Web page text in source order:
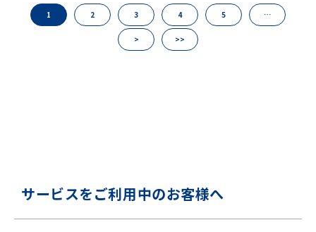
1 2 3 4 5 …
> >>
サービスをご利用中のお客様へ